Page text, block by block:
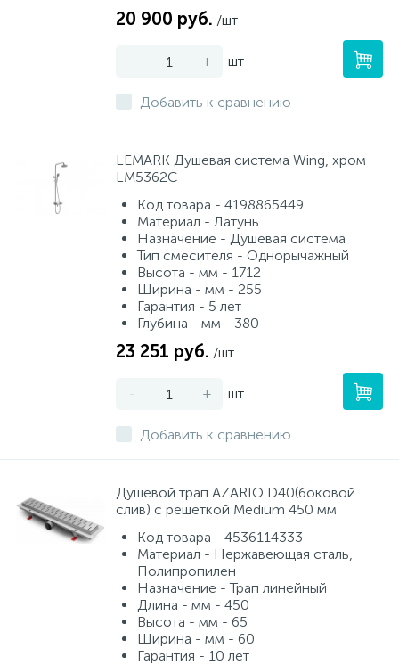
20 900 руб. /шт
- + шт
Добавить к сравнению
LEMARK Душевая система Wing, хром
LM5362C
Код товара - 4198865449
Материал - Латунь
Назначение - Душевая система
Тип смесителя - Однорычажный
Высота - мм - 1712
Ширина - мм - 255
Гарантия - 5 лет
Глубина - мм - 380
23 251 руб. /шт
- + шт
Добавить к сравнению
Душевой трап AZARIO D40(боковой
слив) с решеткой Medium 450 мм
Код товара - 4536114333
Материал - Нержавеющая сталь,
Полипропилен
Назначение - Трап линейный
Длина - мм - 450
Высота - мм - 65
Ширина - мм - 60
Гарантия - 10 лет